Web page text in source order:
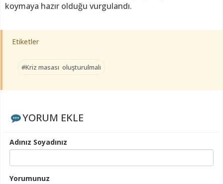
koymaya hazır olduğu vurgulandı.
Etiketler
#Kriz masası oluşturulmalı
YORUM EKLE
Adınız Soyadınız
Yorumunuz